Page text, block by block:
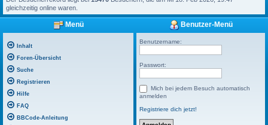
gleichzeitig online waren.
Menü
Inhalt
Foren-Übersicht
Suche
Registrieren
Hilfe
FAQ
BBCode-Anleitung
Benutzer-Menü
Benutzername:
Passwort:
Mich bei jedem Besuch automatisch
anmelden
Registriere dich jetzt!